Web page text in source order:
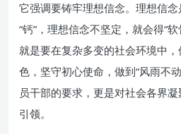
它强调要铸牢理想信念。理想信
“钙”，理想信念不坚定，就会得“
就是要在复杂多变的社会环境中
色，坚守初心使命，做到“风雨不
员干部的要求，更是对社会各界
引领。